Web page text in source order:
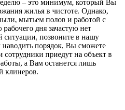
– это минимум, который Вы
жилья в чистоте. Однако,
мытьем полов и работой с
дня зачастую нет
ситуации, позвоните в нашу
порядок, Вы сможете
приедут на объект в
а Вам останется лишь
клинеров.